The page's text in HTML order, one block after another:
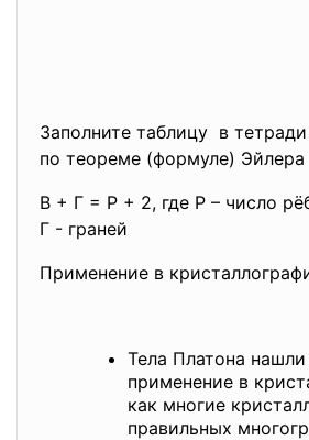
Заполните таблицу в
по теореме (формуле) Эйлера
В + Г = Р + 2, где Р – число
Г - граней
Применение в
Тела Платона
применение в
как многие
правильных